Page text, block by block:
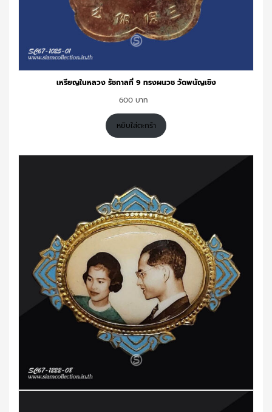
เหรียญในหลวง รัชกาลที่ 9 ทรงผนวช วัดพนัญเชิง
600
หยิบใส่ตะกร้า